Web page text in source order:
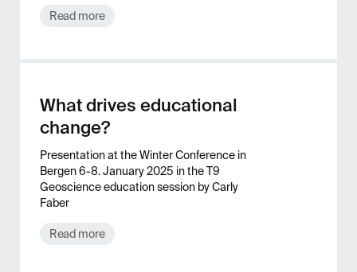
Read more
What drives educational
change?
Presentation at the Winter Conference in
Bergen 6-8. January 2025 in the T9
Geoscience education session by Carly
Faber
Read more